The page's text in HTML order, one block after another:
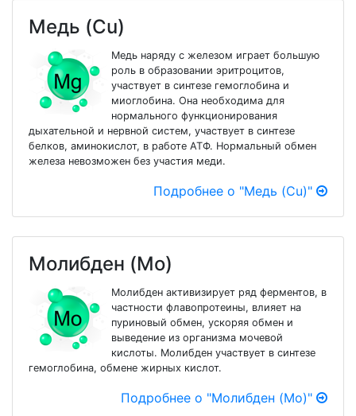
Медь (Cu)
Медь наряду с железом играет большую
роль в образовании эритроцитов,
участвует в синтезе гемоглобина и
миоглобина. Она необходима для
нормального функционирования
дыхательной и нервной систем, участвует в синтезе
белков, аминокислот, в работе АТФ. Нормальный обмен
железа невозможен без участия меди.
Подробнее о "Медь (Cu)"
Молибден (Mo)
Молибден активизирует ряд ферментов, в
частности флавопротеины, влияет на
пуриновый обмен, ускоряя обмен и
выведение из организма мочевой
кислоты. Молибден участвует в синтезе
гемоглобина, обмене жирных кислот.
Подробнее о "Молибден (Mo)"